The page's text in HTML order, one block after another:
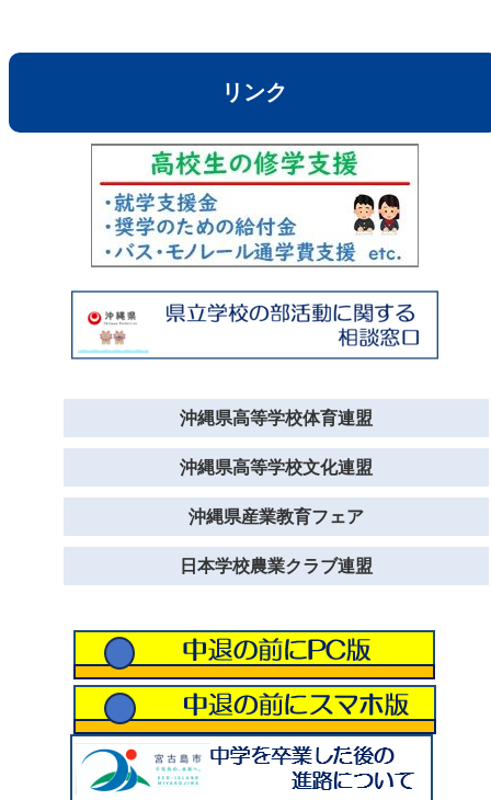
リンク
沖縄県高等学校体育連盟
沖縄県高等学校文化連盟
沖縄県産業教育フェア
日本学校農業クラブ連盟